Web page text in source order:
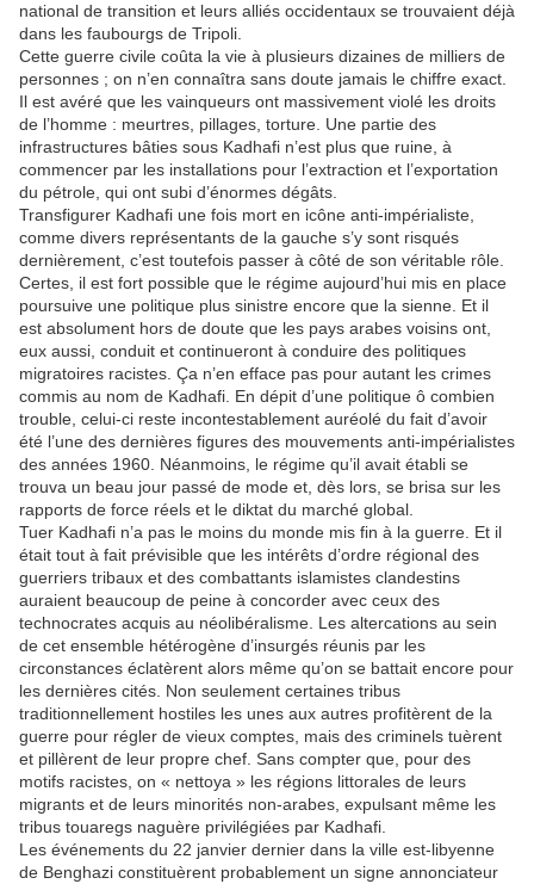
national de transition et leurs alliés occidentaux se trouvaient déjà
dans les faubourgs de Tripoli.
Cette guerre civile coûta la vie à plusieurs dizaines de milliers de
personnes ; on n’en connaîtra sans doute jamais le chiffre exact.
Il est avéré que les vainqueurs ont massivement violé les droits
de l’homme : meurtres, pillages, torture. Une partie des
infrastructures bâties sous Kadhafi n’est plus que ruine, à
commencer par les installations pour l’extraction et l’exportation
du pétrole, qui ont subi d’énormes dégâts.
Transfigurer Kadhafi une fois mort en icône anti-impérialiste,
comme divers représentants de la gauche s’y sont risqués
dernièrement, c’est toutefois passer à côté de son véritable rôle.
Certes, il est fort possible que le régime aujourd’hui mis en place
poursuive une politique plus sinistre encore que la sienne. Et il
est absolument hors de doute que les pays arabes voisins ont,
eux aussi, conduit et continueront à conduire des politiques
migratoires racistes. Ça n’en efface pas pour autant les crimes
commis au nom de Kadhafi. En dépit d’une politique ô combien
trouble, celui-ci reste incontestablement auréolé du fait d’avoir
été l’une des dernières figures des mouvements anti-impérialistes
des années 1960. Néanmoins, le régime qu’il avait établi se
trouva un beau jour passé de mode et, dès lors, se brisa sur les
rapports de force réels et le diktat du marché global.
Tuer Kadhafi n’a pas le moins du monde mis fin à la guerre. Et il
était tout à fait prévisible que les intérêts d’ordre régional des
guerriers tribaux et des combattants islamistes clandestins
auraient beaucoup de peine à concorder avec ceux des
technocrates acquis au néolibéralisme. Les altercations au sein
de cet ensemble hétérogène d’insurgés réunis par les
circonstances éclatèrent alors même qu’on se battait encore pour
les dernières cités. Non seulement certaines tribus
traditionnellement hostiles les unes aux autres profitèrent de la
guerre pour régler de vieux comptes, mais des criminels tuèrent
et pillèrent de leur propre chef. Sans compter que, pour des
motifs racistes, on « nettoya » les régions littorales de leurs
migrants et de leurs minorités non-arabes, expulsant même les
tribus touaregs naguère privilégiées par Kadhafi.
Les événements du 22 janvier dernier dans la ville est-libyenne
de Benghazi constituèrent probablement un signe annonciateur